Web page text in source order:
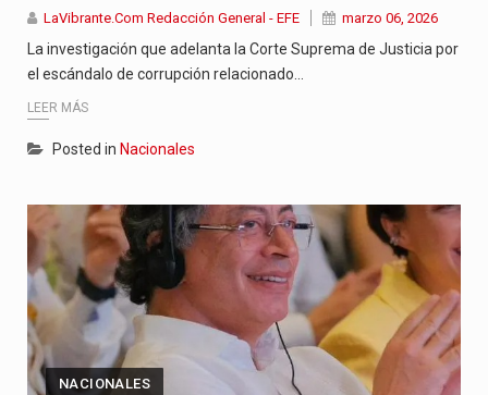
LaVibrante.Com Redacción General - EFE marzo 06, 2026
La investigación que adelanta la Corte Suprema de Justicia por
el escándalo de corrupción relacionado…
LEER MÁS
Posted in Nacionales
NACIONALES